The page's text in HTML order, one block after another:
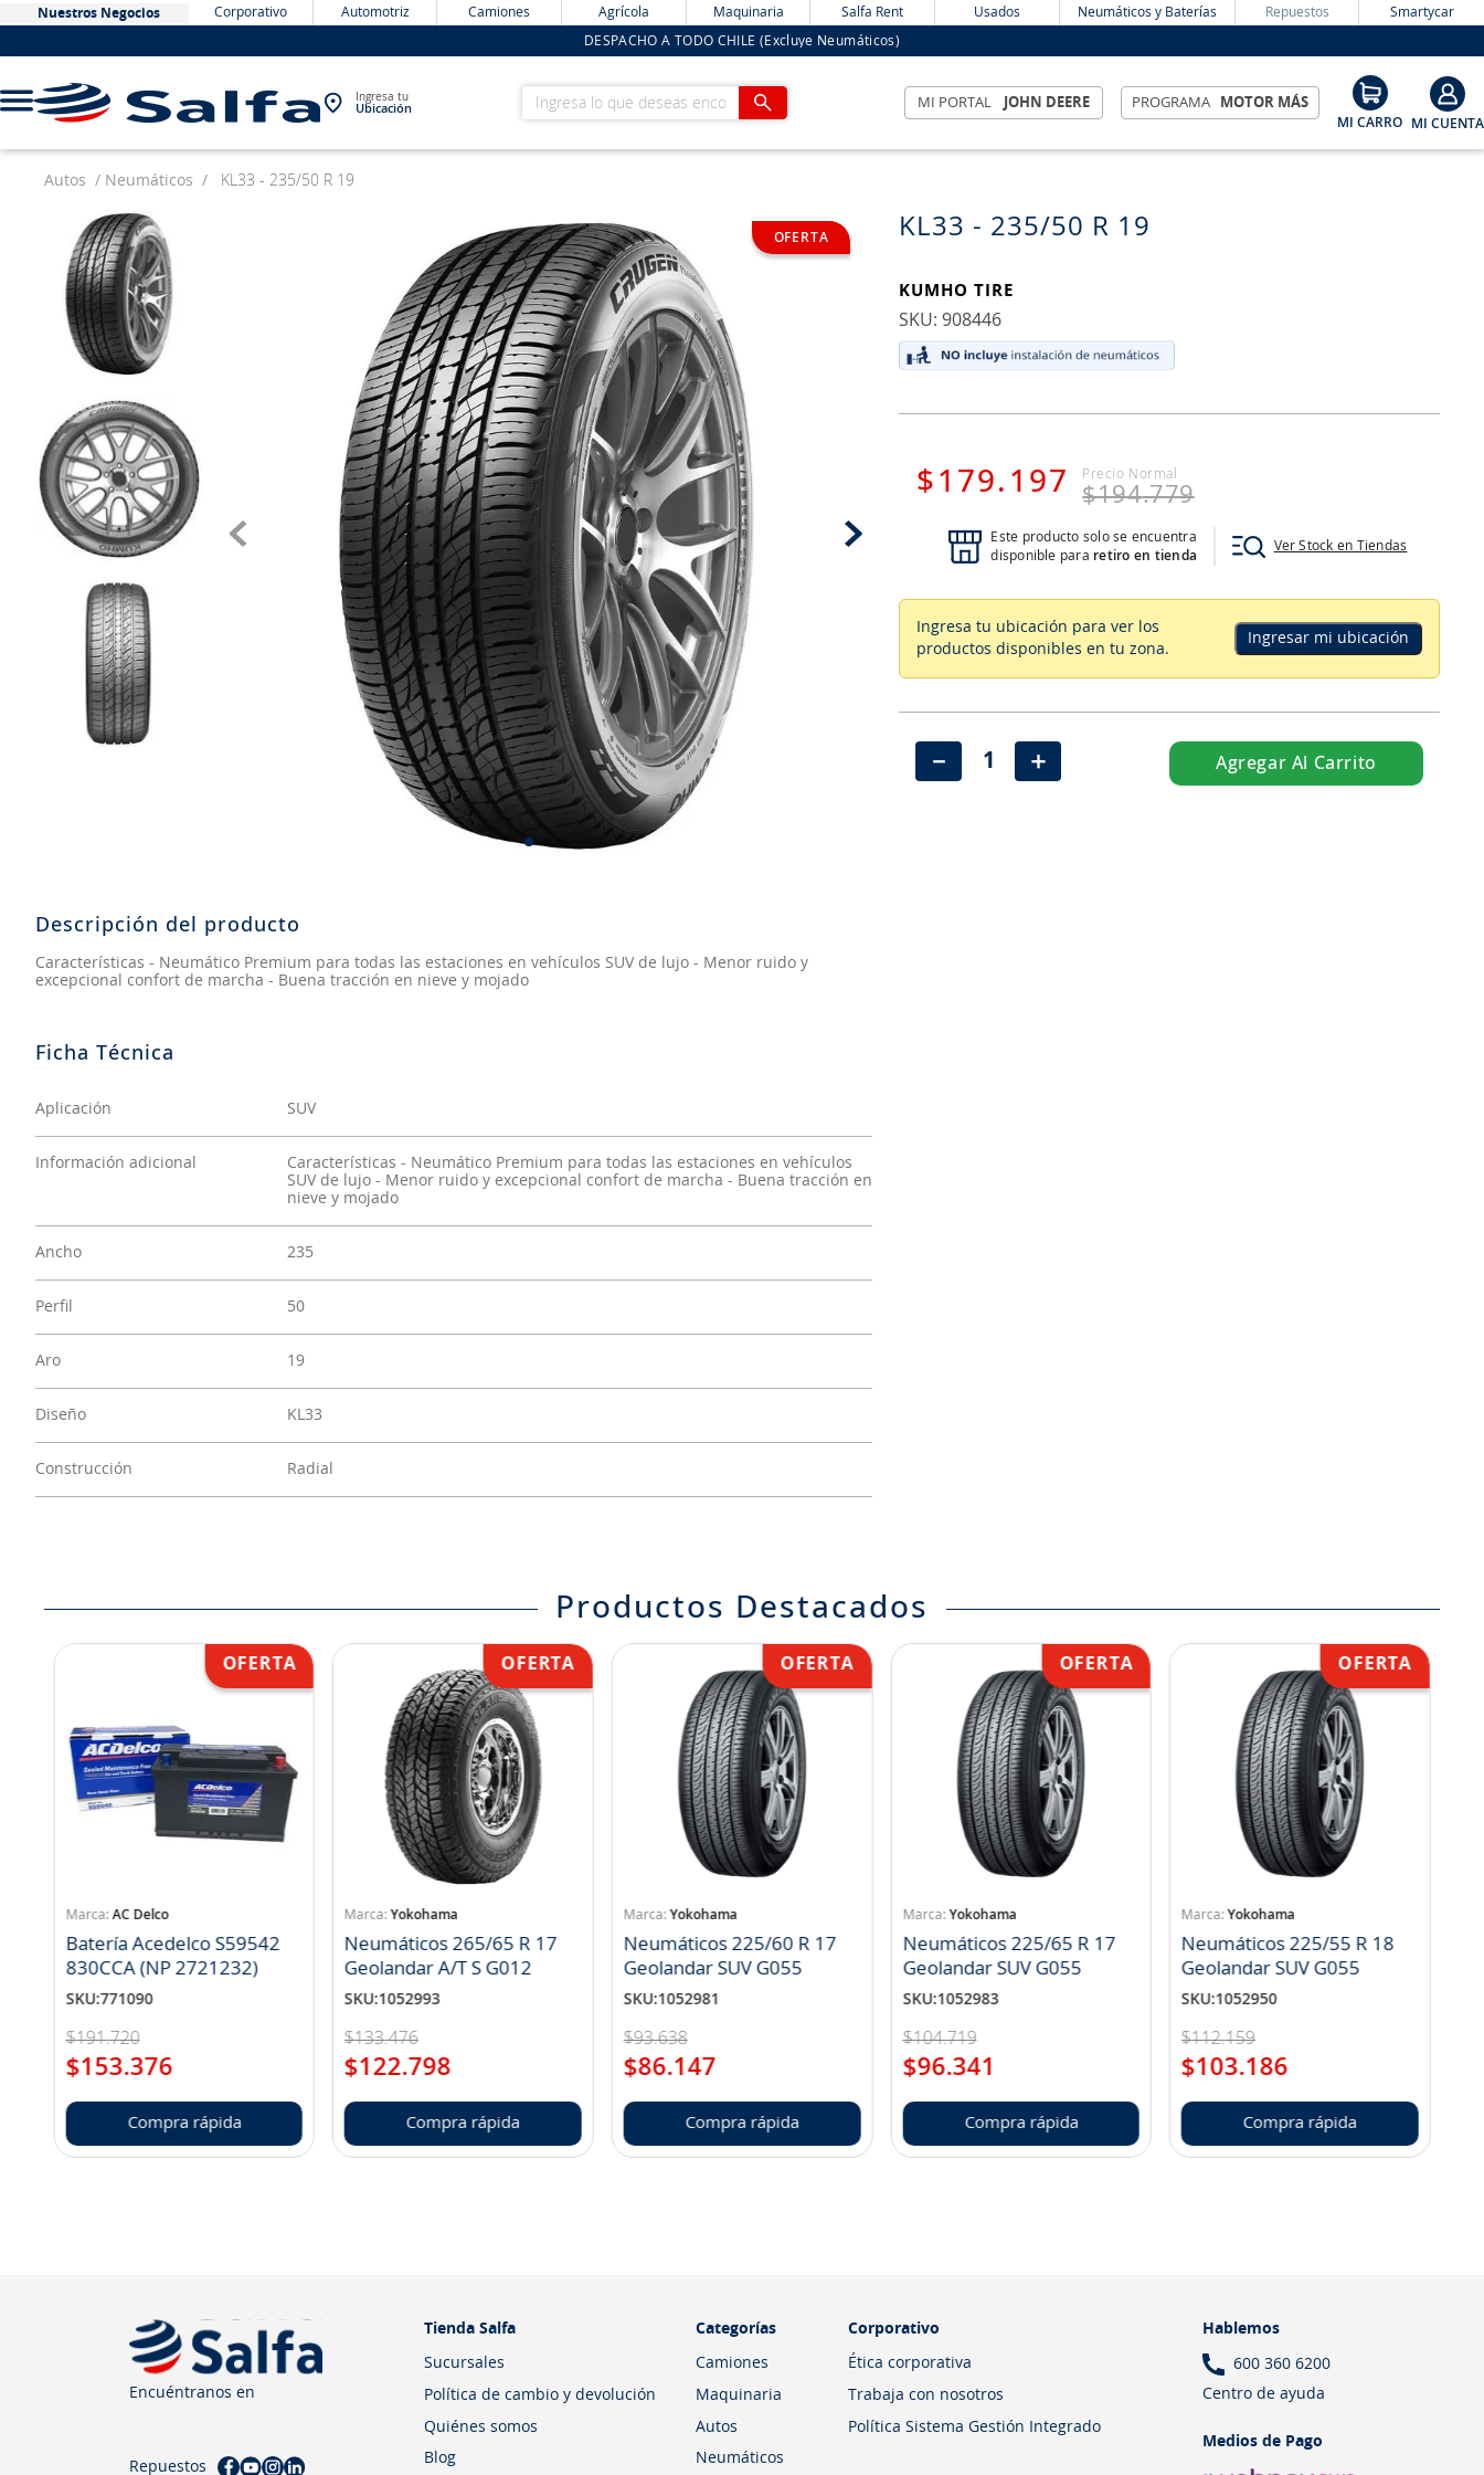
Nuestros Negocios Corporativo Automotriz Camiones Agrícola Maquinaria Salfa Rent Usados Neumáticos y Baterías Repuestos Smartycar
DESPACHO A TODO CHILE (Excluye Neumáticos)
Ingresa tu
Ubicación
Ingresa lo que deseas encontrar MI PORTAL JOHN DEERE PROGRAMA MOTOR MÁS
Autos Neumáticos KL33 - 235/50 R 19
Descripción del producto
Características - Neumático Premium para todas las estaciones en vehículos SUV de lujo - Menor ruido y
excepcional confort de marcha - Buena tracción en nieve y mojado
Aplicación SUV
Información adicional
Características - Neumático Premium para todas las estaciones en vehículos
SUV de lujo - Menor ruido y excepcional confort de marcha - Buena tracción en
nieve y mojado
Ancho 235
Perfil 50
Aro 19
Diseño KL33
Construcción Radial
KL33 - 235/50 R 19
KUMHO TIRE
:908446
$ 179. 197 $194.779
Este producto solo se encuentra
disponible para retiro en tienda
Ver Stock en Tiendas
Ingresa tu ubicación para ver los
productos disponibles en tu zona.
Ingresar mi ubicación
＋
－ Agregar Al Carrito
Productos Destacados
AC Delco
Batería Acedelco S59542
830CCA (NP 2721232)
SKU:771090
$191.720
$153.376
Compra rápida
Yokohama
Neumáticos 265/65 R 17
Geolandar A/T S G012
SKU:1052993
$133.476
$122.798
Compra rápida
Yokohama
Neumáticos 225/60 R 17
Geolandar SUV G055
SKU:1052981
$93.638
$86.147
Compra rápida
Yokohama
Neumáticos 225/65 R 17
Geolandar SUV G055
SKU:1052983
$104.719
$96.341
Compra rápida
Yokohama
Neumáticos 225/55 R 18
Geolandar SUV G055
SKU:1052950
$112.159
$103.186
Compra rápida
Encuéntranos en
Repuestos
Tienda Salfa
Sucursales
Política de cambio y devolución
Quiénes somos
Blog
Categorías
Camiones
Maquinaria
Autos
Neumáticos
Corporativo
Ética corporativa
Trabaja con nosotros
Política Sistema Gestión Integrado
Hablemos
600 360 6200
Centro de ayuda
Medios de Pago
TÉRMINOS MÁS BUSCADOS
1.
bateria
2.
neumáticos
3.
westlake
.
yokohama
chevrolet
6.
jockey
7.
235
8.
john deere
9.
245
aceite